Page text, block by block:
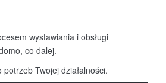
wystawiania i obsługi
co dalej.
Twojej działalności.